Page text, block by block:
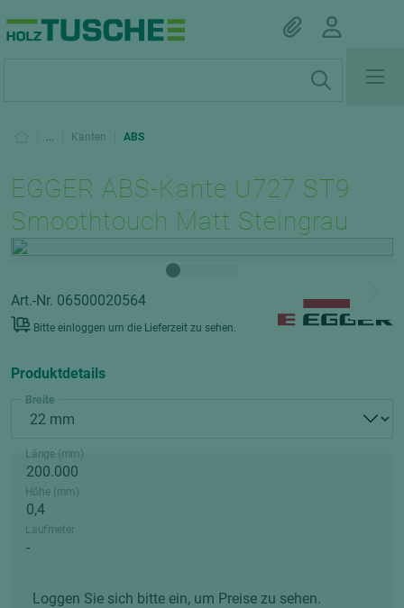
... Kanten ABS
EGGER ABS-Kante U727 ST9
Smoothtouch Matt Steingrau
Art.-Nr. 06500020564
Bitte einloggen um die Lieferzeit zu sehen.
Produktdetails
Breite
Länge (mm)
Höhe (mm)
Laufmeter
Loggen Sie sich bitte ein, um Preise zu sehen.